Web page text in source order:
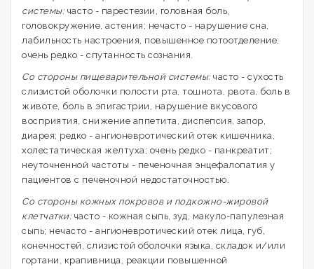
системы: часто - парестезии, головная боль,
головокружение, астения; нечасто - нарушение сна,
лабильность настроения, повышенное потоотделение;
очень редко - спутанность сознания.
Со стороны пищеварительной системы: часто - сухость
слизистой оболочки полости рта, тошнота, рвота, боль в
животе, боль в эпигастрии, нарушение вкусового
восприятия, снижение аппетита, диспепсия, запор,
диарея; редко - ангионевротический отек кишечника,
холестатическая желтуха; очень редко - панкреатит;
неуточненной частоты - печеночная энцефалопатия у
пациентов с печеночной недостаточностью.
Со стороны кожных покровов и подкожно-жировой
клетчатки:часто - кожная сыпь, зуд, макуло-папулезная
сыпь; нечасто - ангионевротический отек лица, губ,
конечностей, слизистой оболочки языка, складок и/или
гортани, крапивница, реакции повышенной